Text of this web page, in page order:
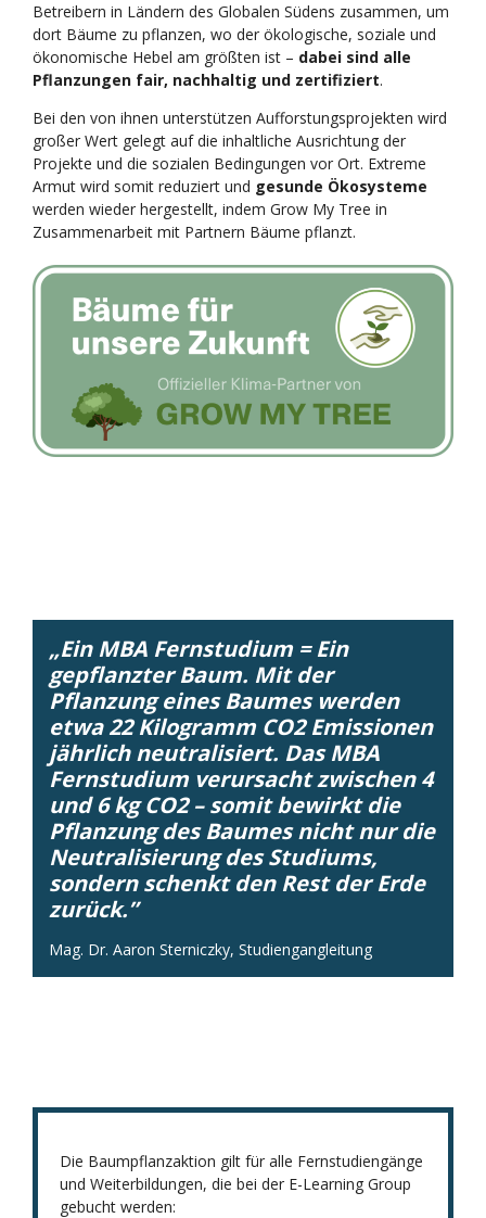
Betreibern in Ländern des Globalen Südens zusammen, um
dort Bäume zu pflanzen, wo der ökologische, soziale und
ökonomische Hebel am größten ist – dabei sind alle
Pflanzungen fair, nachhaltig und zertifiziert.
Bei den von ihnen unterstützen Aufforstungsprojekten wird
großer Wert gelegt auf die inhaltliche Ausrichtung der
Projekte und die sozialen Bedingungen vor Ort. Extreme
Armut wird somit reduziert und gesunde Ökosysteme
werden wieder hergestellt, indem Grow My Tree in
Zusammenarbeit mit Partnern Bäume pflanzt.
„Ein MBA Fernstudium = Ein
gepflanzter Baum. Mit der
Pflanzung eines Baumes werden
etwa 22 Kilogramm CO2 Emissionen
jährlich neutralisiert. Das MBA
Fernstudium verursacht zwischen 4
und 6 kg CO2 – somit bewirkt die
Pflanzung des Baumes nicht nur die
Neutralisierung des Studiums,
sondern schenkt den Rest der Erde
zurück.”
Mag. Dr. Aaron Sterniczky, Studiengangleitung
Die Baumpflanzaktion gilt für alle Fernstudiengänge
und Weiterbildungen, die bei der E-Learning Group
gebucht werden: